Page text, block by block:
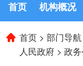
首页 机构概况
首页 >部门导航
人民政府 >政